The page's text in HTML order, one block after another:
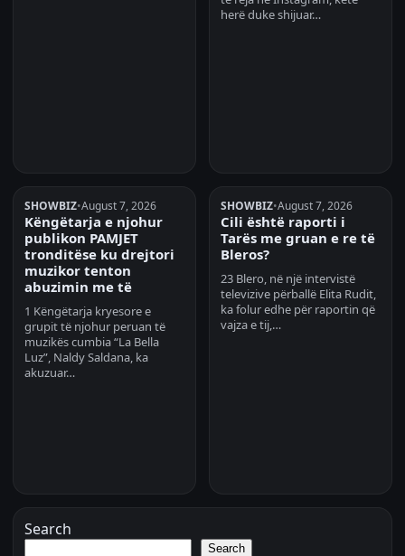
herë duke shijuar…
SHOWBIZ•August 7, 2026
Këngëtarja e njohur
publikon PAMJET
tronditëse ku drejtori
muzikor tenton
abuzimin me të
1 Këngëtarja kryesore e
grupit të njohur peruan të
muzikës cumbia “La Bella
Luz”, Naldy Saldana, ka
akuzuar…
SHOWBIZ•August 7, 2026
Cili është raporti i
Tarës me gruan e re të
Bleros?
23 Blero, në një intervistë
televizive përballë Elita Rudit,
ka folur edhe për raportin që
vajza e tij,…
Search
Search